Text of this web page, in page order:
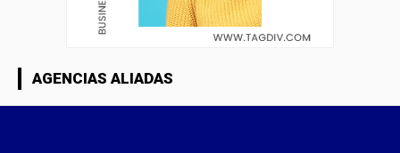
AGENCIAS ALIADAS